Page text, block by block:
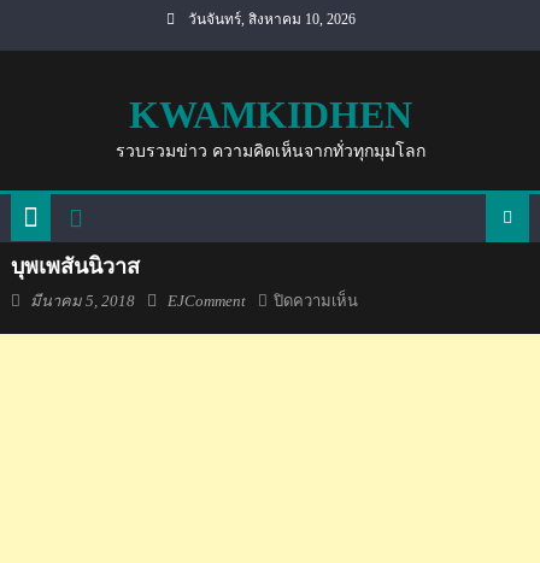
วันจันทร์, สิงหาคม 10, 2026
KWAMKIDHEN
รวบรวมข่าว ความคิดเห็นจากทั่วทุกมุมโลก
บุพเพสันนิวาส
Posted
มีนาคม 5, 2018 Author
EJComment ปิดความเห็นบน